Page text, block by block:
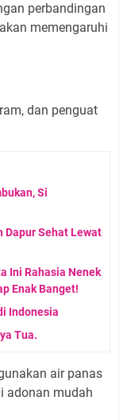
perbandingan
memengaruhi
dan penguat
Si
Dapur Sehat Lewat
Ini Rahasia Nenek
Enak Banget!
Indonesia
Tua.
air panas
adonan mudah